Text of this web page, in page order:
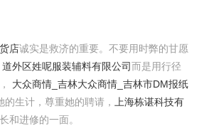
店诚实是救济的重要。不要用时弊的甘愿
道外区姓呢服装辅料有限公司而是用行径
大众商情_吉林大众商情_吉林市DM报纸
的生计，尊重她的聘请，
上海栋谌科技有
和进修的一面。